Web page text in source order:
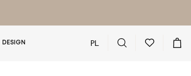
DESIGN PL